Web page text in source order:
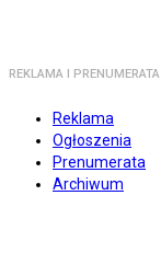
REKLAMA I PRENUMERATA
Reklama
Ogłoszenia
Prenumerata
Archiwum